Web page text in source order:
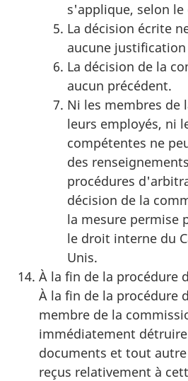
s'applique, selon le
La décision écrite
aucune justification
La décision de la
aucun précédent.
Ni les membres de
leurs employés, ni
compétentes ne
des
procédures
décision de la
la mesure permise
le droit interne du
Unis.
À la fin de la procédure
À la fin de la procédure
membre de la
immédiatement
documents et tout
reçus relativement à